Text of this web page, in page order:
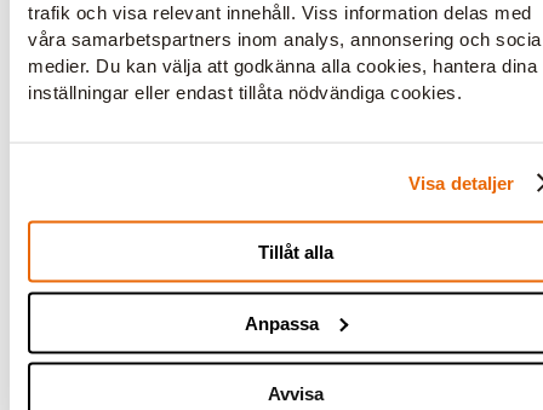
trafik och visa relevant innehåll. Viss information delas med
våra samarbetspartners inom analys, annonsering och
medier. Du kan välja att godkänna alla cookies, hantera dina
inställningar eller endast tillåta nödvändiga cookies.
Visa detaljer
Tillåt alla
Anpassa
Avvisa
Lokal för upp till 44 personer.
Boka här